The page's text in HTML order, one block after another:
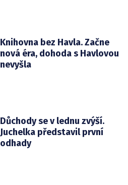
Knihovna bez Havla. Začne
nová éra, dohoda s Havlovou
nevyšla
Důchody se v lednu zvýší.
Juchelka představil první
odhady